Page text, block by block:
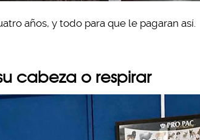
años, y todo para que le pagaran así.
cabeza o respirar